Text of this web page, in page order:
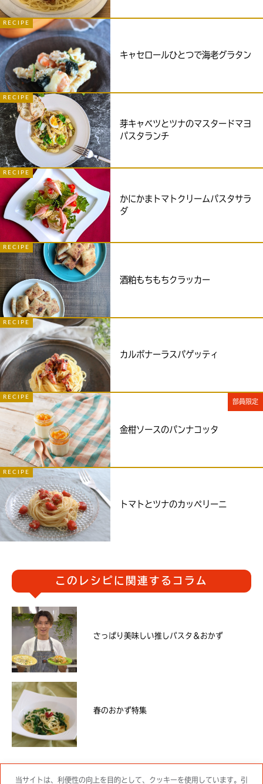
RECIPE
キャセロールひとつで海老グラタン
RECIPE
芽キャベツとツナのマスタードマヨ
パスタランチ
RECIPE
かにかまトマトクリームパスタサラ
ダ
RECIPE
酒粕もちもちクラッカー
RECIPE
カルボナーラスパゲッティ
RECIPE
部員限定
金柑ソースのパンナコッタ
RECIPE
トマトとツナのカッペリーニ
このレシピに関連するコラム
さっぱり美味しい推しパスタ＆おかず
春のおかず特集
当サイトは、利便性の向上を目的として、クッキーを使用しています。引